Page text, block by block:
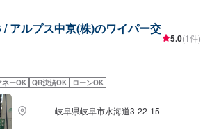
アルプス中京(株)のワイパー交
5.0(1件)
ネーOK QR決済OK ローンOK
岐阜県岐阜市水海道3-22-15